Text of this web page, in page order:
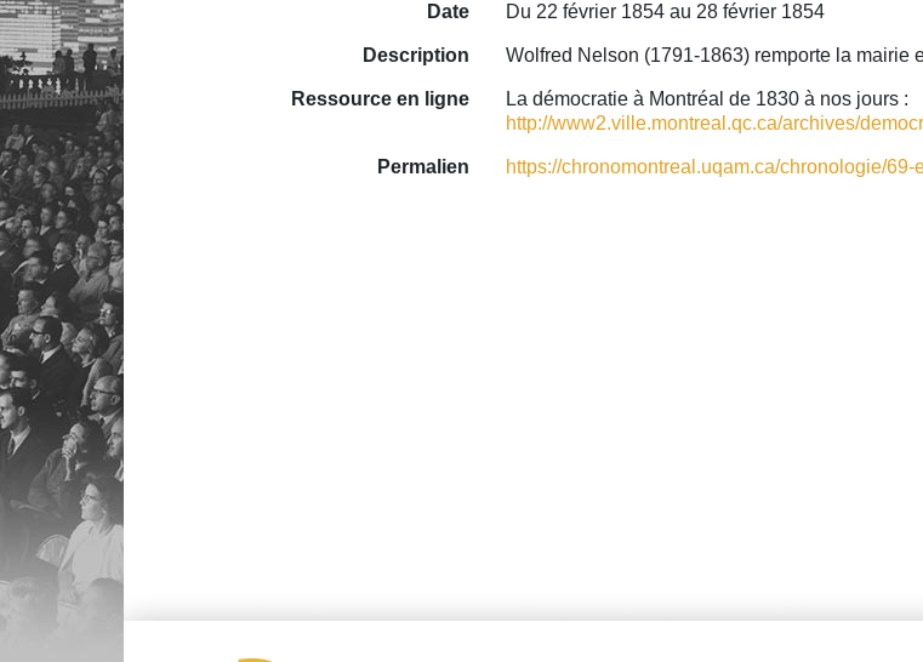
Date Du 22 février 1854 au 28 février 1854
Description Wolfred Nelson (1791-1863) remporte la mairie
Ressource en ligne
La démocratie à Montréal de 1830 à nos jours :
http://www2.ville.montreal.qc.ca/archives/
Permalien https://chronomontreal.uqam.ca/chronologie/